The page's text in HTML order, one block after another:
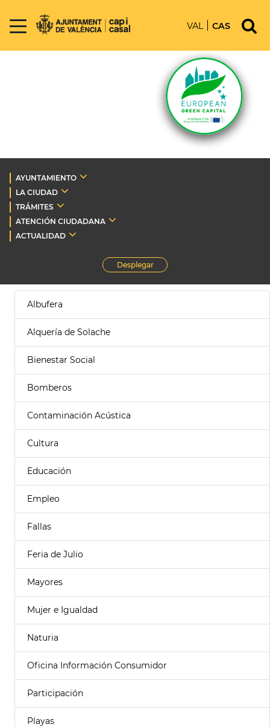
VAL CAS
AYUNTAMIENTO
LA CIUDAD
TRÁMITES
ATENCIÓN CIUDADANA
ACTUALIDAD
Desplegar
Albufera
Alquería de Solache
Bienestar Social
Bomberos
Contaminación Acústica
Cultura
Educación
Empleo
Fallas
Feria de Julio
Mayores
Mujer e Igualdad
Naturia
Oficina Información Consumidor
Participación
Playas